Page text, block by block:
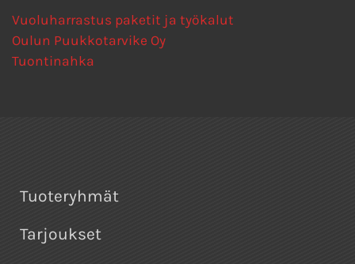
Vuoluharrastus paketit ja työkalut
Oulun Puukkotarvike Oy
Tuontinahka
Tuoteryhmät
Tarjoukset